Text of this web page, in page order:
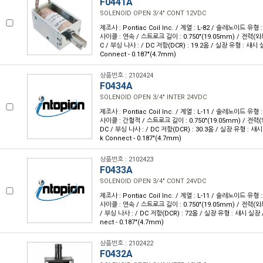
SOLENOID OPEN 3/4" CONT 12VDC
제조사 : Pontiac Coil Inc. / 계열 : L-82 / 솔레노이드 유형 :
사이클 : 연속 / 스트로크 길이 : 0.750"(19.05mm) / 전력(
C / 부싱 나사 : / DC 저항(DCR) : 19.2옴 / 실장 유형 : 섀시
Connect - 0.187"(4.7mm)
상품번호 : 2102424
F0434A
SOLENOID OPEN 3/4" INTER 24VDC
제조사 : Pontiac Coil Inc. / 계열 : L-11 / 솔레노이드 유형 :
사이클 : 간헐적 / 스트로크 길이 : 0.750"(19.05mm) / 전력
DC / 부싱 나사 : / DC 저항(DCR) : 30.3옴 / 실장 유형 : 섀
k Connect - 0.187"(4.7mm)
상품번호 : 2102423
F0433A
SOLENOID OPEN 3/4" CONT 24VDC
제조사 : Pontiac Coil Inc. / 계열 : L-11 / 솔레노이드 유형 :
사이클 : 연속 / 스트로크 길이 : 0.750"(19.05mm) / 전력(
/ 부싱 나사 : / DC 저항(DCR) : 72옴 / 실장 유형 : 섀시 실
nect - 0.187"(4.7mm)
상품번호 : 2102422
F0432A